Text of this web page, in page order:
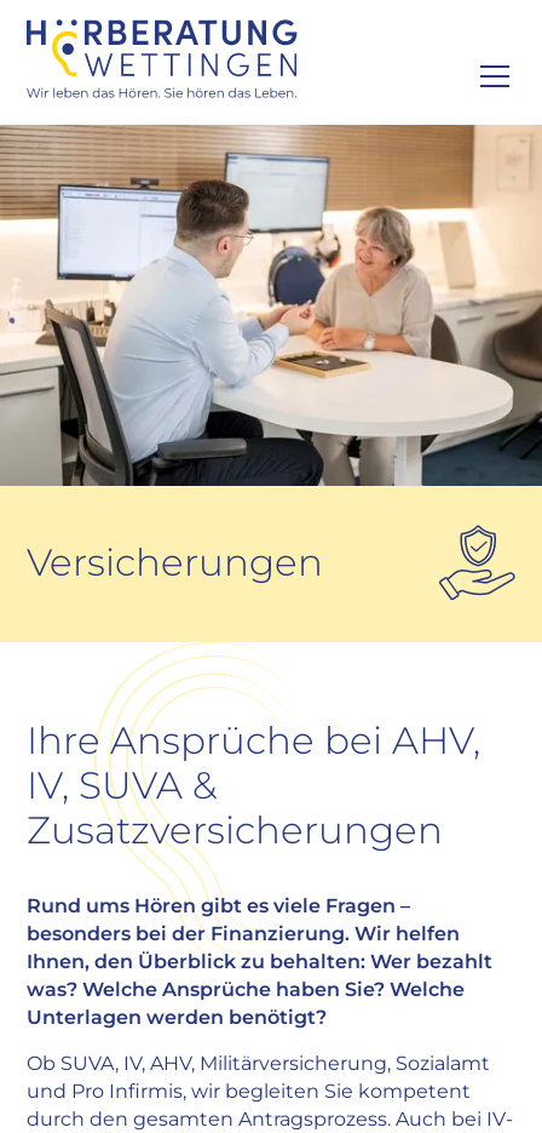
Versicherungen
Ihre Ansprüche bei AHV,
IV, SUVA &
Zusatzversicherungen
Rund ums Hören gibt es viele Fragen –
besonders bei der Finanzierung. Wir helfen
Ihnen, den Überblick zu behalten: Wer bezahlt
was? Welche Ansprüche haben Sie? Welche
Unterlagen werden benötigt?
Ob SUVA, IV, AHV, Militärversicherung, Sozialamt
und Pro Infirmis, wir begleiten Sie kompetent
durch den gesamten Antragsprozess. Auch bei IV-